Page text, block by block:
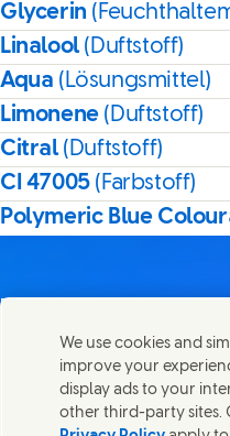
Glycerin
Linalool(Duftstoff)
Aqua (Lösungsmittel)
Limonene (Duftstoff)
Citral(Duftstoff)
CI 47005 (Farbstoff)
Polymeric Blue
Diese Seite teilen
Share
Kontakt
Wir freuen uns über Ihre
helfen gerne bei Fragen.
We use cookies and
improve your
display ads to your
other third-party sites.